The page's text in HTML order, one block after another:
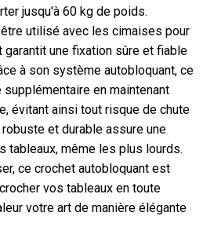
jusqu'à 60 kg de poids.
utilisé avec les cimaises pour
garantit une fixation sûre et fiable
à son système autobloquant, ce
en maintenant
évitant ainsi tout risque de chute
et durable assure une
tableaux, même les plus lourds.
ce crochet autobloquant est
vos tableaux en toute
votre art de manière élégante